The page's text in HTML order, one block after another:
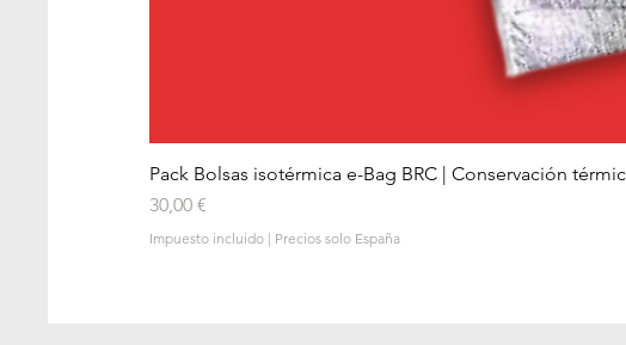
Pack Bolsas isotérmica e-Bag BRC | Conservación
Precio
30,00 €
Impuesto incluido | Precios solo España